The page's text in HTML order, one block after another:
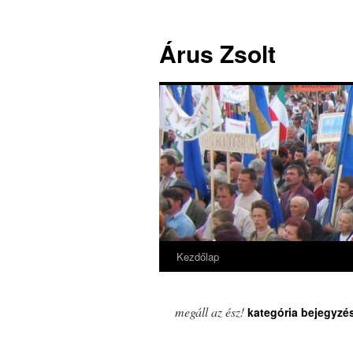
Árus Zsolt
Kilépés
tartalomba
Kezdőlap
megáll az ész! kategória